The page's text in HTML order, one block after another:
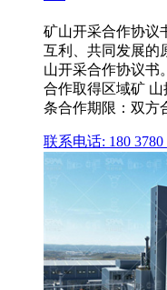
矿山开采合作协议
互利、共同发展的
山开采合作协议书
合作取得区域矿 山
条合作期限：双方
联系电话: 180 3780